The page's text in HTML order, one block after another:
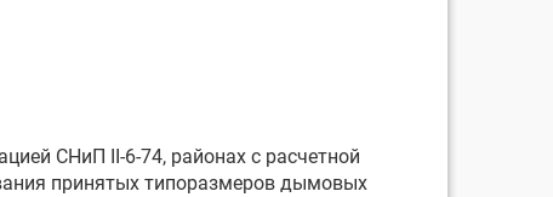
СНиП II-6-74, районах с расчетной
принятых типоразмеров дымовых